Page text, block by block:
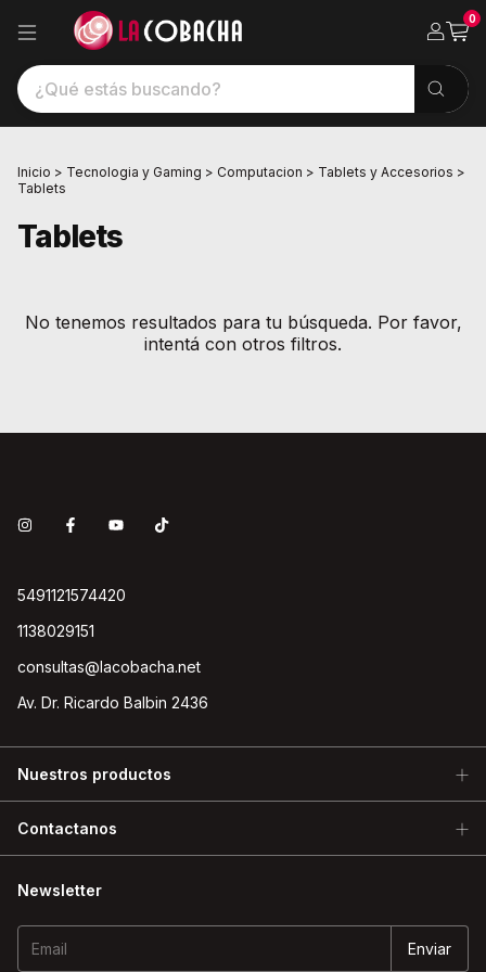
0
Inicio > Tecnologia y Gaming > Computacion > Tablets y Accesorios >
Tablets
Tablets
No tenemos resultados para tu búsqueda. Por favor,
intentá con otros filtros.
5491121574420
1138029151
consultas@lacobacha.net
Av. Dr. Ricardo Balbin 2436
Nuestros productos
Contactanos
Newsletter